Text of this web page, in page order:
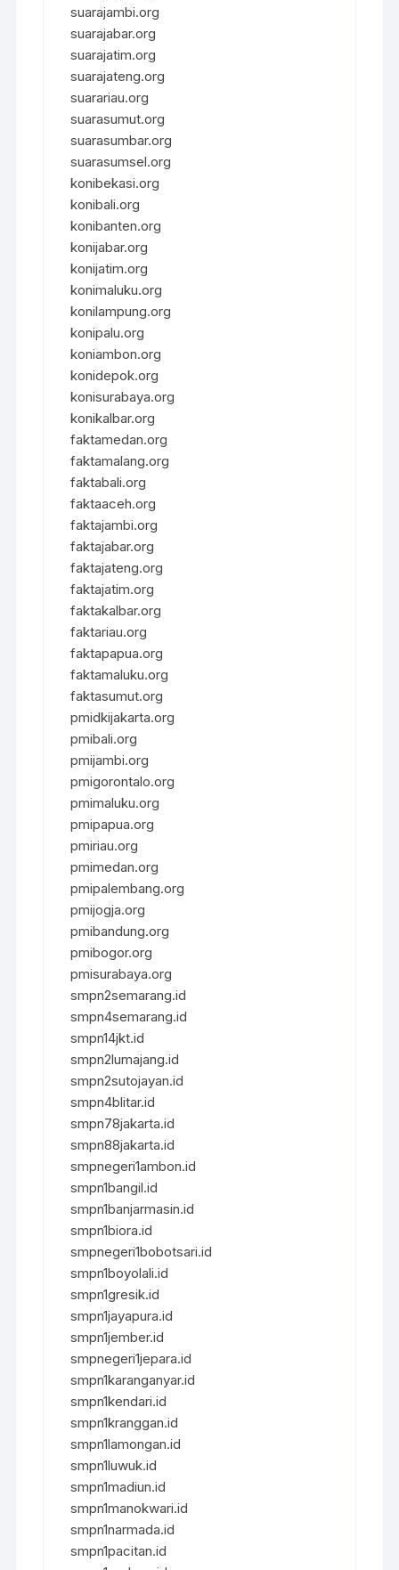
suarajambi.org
suarajabar.org
suarajatim.org
suarajateng.org
suarariau.org
suarasumut.org
suarasumbar.org
suarasumsel.org
konibekasi.org
konibali.org
konibanten.org
konijabar.org
konijatim.org
konimaluku.org
konilampung.org
konipalu.org
koniambon.org
konidepok.org
konisurabaya.org
konikalbar.org
faktamedan.org
faktamalang.org
faktabali.org
faktaaceh.org
faktajambi.org
faktajabar.org
faktajateng.org
faktajatim.org
faktakalbar.org
faktariau.org
faktapapua.org
faktamaluku.org
faktasumut.org
pmidkijakarta.org
pmibali.org
pmijambi.org
pmigorontalo.org
pmimaluku.org
pmipapua.org
pmiriau.org
pmimedan.org
pmipalembang.org
pmijogja.org
pmibandung.org
pmibogor.org
pmisurabaya.org
smpn2semarang.id
smpn4semarang.id
smpn14jkt.id
smpn2lumajang.id
smpn2sutojayan.id
smpn4blitar.id
smpn78jakarta.id
smpn88jakarta.id
smpnegeri1ambon.id
smpn1bangil.id
smpn1banjarmasin.id
smpn1biora.id
smpnegeri1bobotsari.id
smpn1boyolali.id
smpn1gresik.id
smpn1jayapura.id
smpn1jember.id
smpnegeri1jepara.id
smpn1karanganyar.id
smpn1kendari.id
smpn1kranggan.id
smpn1lamongan.id
smpn1luwuk.id
smpn1madiun.id
smpn1manokwari.id
smpn1narmada.id
smpn1pacitan.id